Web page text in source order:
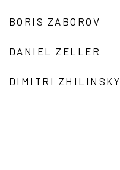
BORIS ZABOROV
DANIEL ZELLER
DIMITRI ZHILINSKY